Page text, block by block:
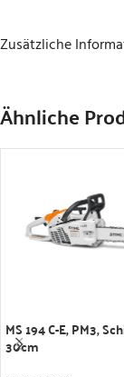
Zusätzliche
Ähnliche
MS 194 C-E, PM3,
30cm